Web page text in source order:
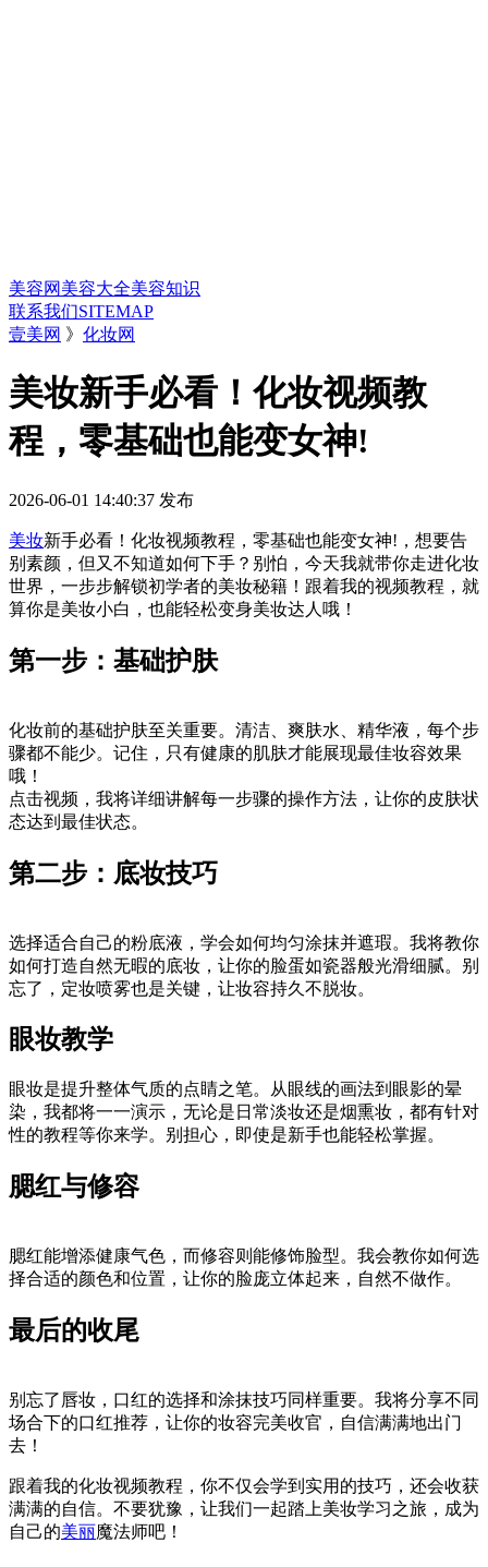
美容网 美容大全美容知识
联系我们SITEMAP
壹美网 》 化妆网
美妆新手必看！化妆视频教
程，零基础也能变女神!
2026-06-01 14:40:37 发布
美妆新手必看！化妆视频教程，零基础也能变女神!，想要告
别素颜，但又不知道如何下手？别怕，今天我就带你走进化妆
世界，一步步解锁初学者的美妆秘籍！跟着我的视频教程，就
算你是美妆小白，也能轻松变身美妆达人哦！
第一步：基础护肤
化妆前的基础护肤至关重要。清洁、爽肤水、精华液，每个步
骤都不能少。记住，只有健康的肌肤才能展现最佳妆容效果
哦！
点击视频，我将详细讲解每一步骤的操作方法，让你的皮肤状
态达到最佳状态。
第二步：底妆技巧
选择适合自己的粉底液，学会如何均匀涂抹并遮瑕。我将教你
如何打造自然无暇的底妆，让你的脸蛋如瓷器般光滑细腻。别
忘了，定妆喷雾也是关键，让妆容持久不脱妆。
眼妆教学
眼妆是提升整体气质的点睛之笔。从眼线的画法到眼影的晕
染，我都将一一演示，无论是日常淡妆还是烟熏妆，都有针对
性的教程等你来学。别担心，即使是新手也能轻松掌握。
腮红与修容
腮红能增添健康气色，而修容则能修饰脸型。我会教你如何选
择合适的颜色和位置，让你的脸庞立体起来，自然不做作。
最后的收尾
别忘了唇妆，口红的选择和涂抹技巧同样重要。我将分享不同
场合下的口红推荐，让你的妆容完美收官，自信满满地出门
去！
跟着我的化妆视频教程，你不仅会学到实用的技巧，还会收获
满满的自信。不要犹豫，让我们一起踏上美妆学习之旅，成为
自己的美丽魔法师吧！